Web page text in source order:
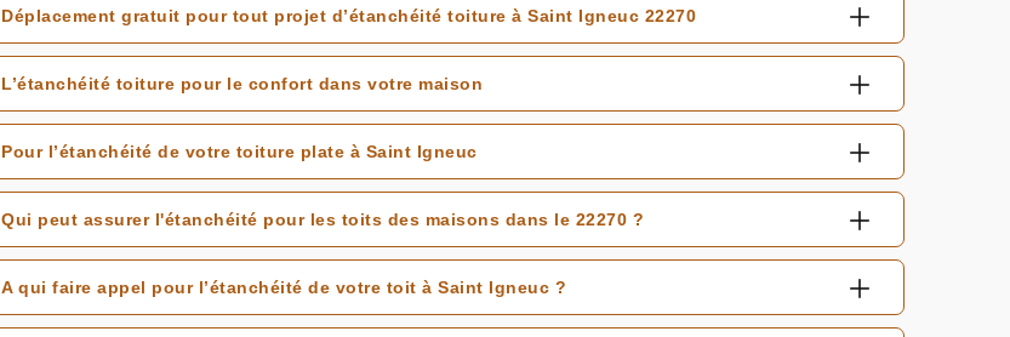
Déplacement gratuit pour tout projet d’étanchéité toiture à Saint Igneuc 22270
L’étanchéité toiture pour le confort dans votre maison
Pour l’étanchéité de votre toiture plate à Saint Igneuc
Qui peut assurer l'étanchéité pour les toits des maisons dans le 22270 ?
A qui faire appel pour l’étanchéité de votre toit à Saint Igneuc ?